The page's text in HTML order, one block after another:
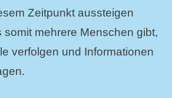
Zeitpunkt aussteigen
somit mehrere Menschen gibt,
verfolgen und Informationen